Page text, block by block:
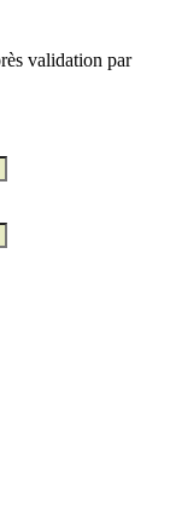
validation par